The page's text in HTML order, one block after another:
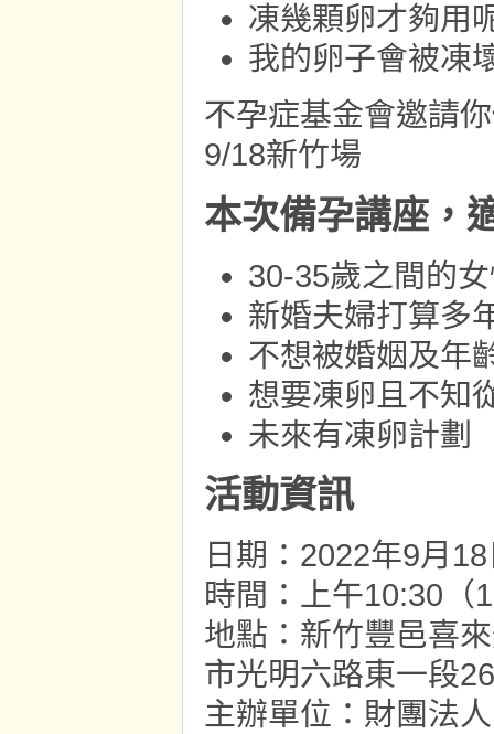
凍幾顆卵才夠用
我的卵子會被凍
不孕症基金會邀請
9/18新竹場
本次備孕講座，
30-35歲之間的
新婚夫婦打算多
不想被婚姻及年
想要凍卵且不知
未來有凍卵計劃
活動資訊
日期：2022年9月
時間：上午10:30（
地點：新竹豐邑喜
市光明六路東一段
主辦單位：財團法